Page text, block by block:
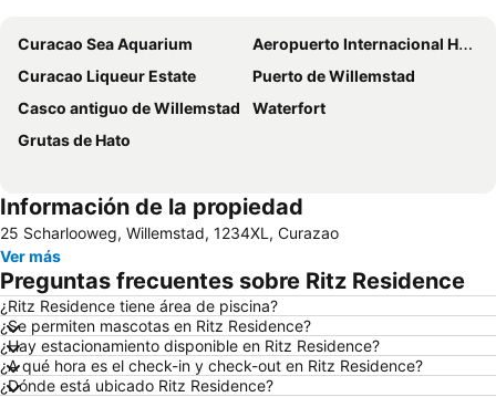
Curacao Sea Aquarium
Aeropuerto Internacional Hato
Curacao Liqueur Estate
Puerto de Willemstad
Casco antiguo de Willemstad
Waterfort
Grutas de Hato
Información de la propiedad
25 Scharlooweg, Willemstad, 1234XL, Curazao
Ver más
Preguntas frecuentes sobre Ritz Residence
¿Ritz Residence tiene área de piscina?
¿Se permiten mascotas en Ritz Residence?
¿Hay estacionamiento disponible en Ritz Residence?
¿A qué hora es el check-in y check-out en Ritz Residence?
¿Dónde está ubicado Ritz Residence?